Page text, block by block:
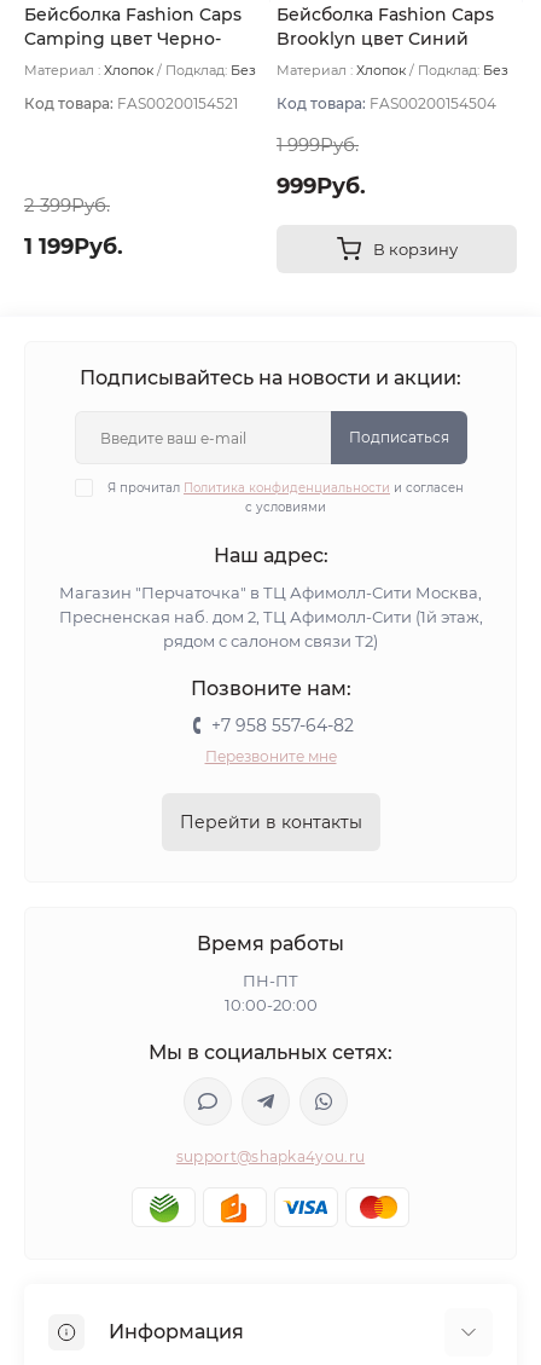
Бейсболка Fashion Caps
Camping цвет Черно-
серый размер 57-59
Материал : Хлопок Подклад: Без
Код товара: FAS00200154521
2 399Руб.
1 199Руб.
Бейсболка Fashion Caps
Brooklyn цвет Синий
тёмный размер 56-58
Материал : Хлопок Подклад: Без
Код товара: FAS00200154504
1 999Руб.
999Руб.
В корзину
Подписывайтесь на новости и акции:
Подписаться
Я прочитал Политика конфиденциальности и согласен
с условиями
Наш адрес:
Магазин "Перчаточка" в ТЦ Афимолл-Сити Москва,
Пресненская наб. дом 2, ТЦ Афимолл-Сити (1й этаж,
рядом с салоном связи Т2)
Позвоните нам:
+7 958 557-64-82
Перезвоните мне
Перейти в контакты
Время работы
ПН-ПТ
10:00-20:00
Мы в социальных сетях:
support@shapka4you.ru
Информация